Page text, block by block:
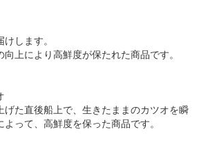
します。
向上により高鮮度が保たれた商品です。
げた直後船上で、生きたままのカツオを瞬
よって、高鮮度を保った商品です。